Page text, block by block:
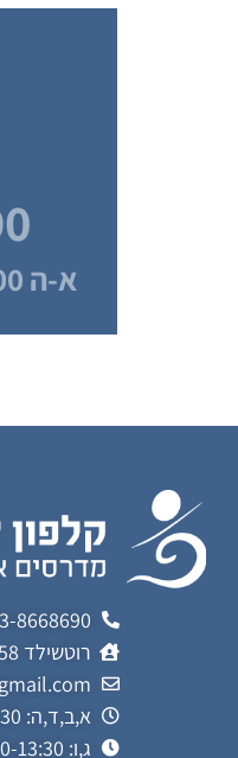
א-ה 9:00-18:00 ו׳ 9:00-13:00
8668690
רוטשילד 58 כפר סבא
א,ב,ד,ה: 8:30-13:30 15:30-19:00
ג,ו: 8:30-13:30